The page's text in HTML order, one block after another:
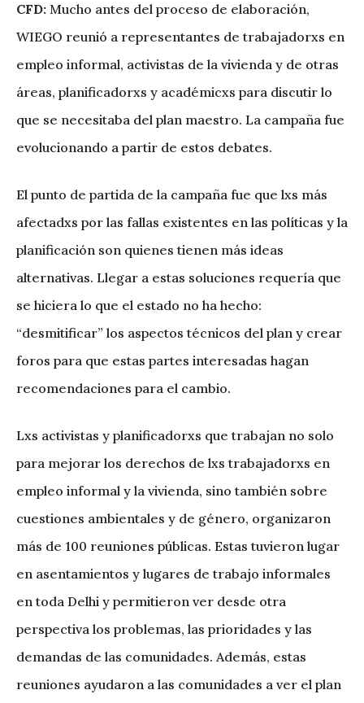
CFD: Mucho antes del proceso de elaboración,
WIEGO reunió a representantes de trabajadorxs en
empleo informal, activistas de la vivienda y de otras
áreas, planificadorxs y académicxs para discutir lo
que se necesitaba del plan maestro. La campaña fue
evolucionando a partir de estos debates.
El punto de partida de la campaña fue que lxs más
afectadxs por las fallas existentes en las políticas y la
planificación son quienes tienen más ideas
alternativas. Llegar a estas soluciones requería que
se hiciera lo que el estado no ha hecho:
“desmitificar” los aspectos técnicos del plan y crear
foros para que estas partes interesadas hagan
recomendaciones para el cambio.
Lxs activistas y planificadorxs que trabajan no solo
para mejorar los derechos de lxs trabajadorxs en
empleo informal y la vivienda, sino también sobre
cuestiones ambientales y de género, organizaron
más de 100 reuniones públicas. Estas tuvieron lugar
en asentamientos y lugares de trabajo informales
en toda Delhi y permitieron ver desde otra
perspectiva los problemas, las prioridades y las
demandas de las comunidades. Además, estas
reuniones ayudaron a las comunidades a ver el plan